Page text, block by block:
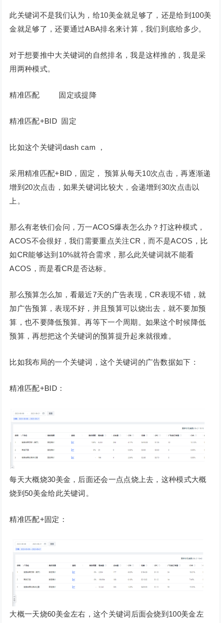
此关键词不是我们认为，给10美金就足够了，还是给到100美
金就足够了，还要通过ABA排名来计算，我们到底给多少。
对于想要推中大关键词的自然排名，我是这样推的，我是采
用两种模式。
精准匹配 固定或提降
精准匹配+BID 固定
比如这个关键词dash cam ，
采用精准匹配+BID，固定， 预算从每天10次点击，再逐渐递
增到20次点击，如果关键词比较大，会递增到30次点击以
上。
那么有老铁们会问，万一ACOS爆表怎么办？打这种模式，
ACOS不会很好，我们需要重点关注CR，而不是ACOS，比
如CR能够达到10%就符合需求，那么此关键词就不能看
ACOS，而是看CR是否达标。
那么预算怎么加，看最近7天的广告表现，CR表现不错，就
加广告预算，表现不好，并且预算可以烧出去，就不要加预
算，也不要降低预算。再等下一个周期。如果这个时候降低
预算，再想把这个关键词的预算提升起来就很难。
比如我布局的一个关键词，这个关键词的广告数据如下：
精准匹配+BID：
每天大概烧30美金，后面还会一点点烧上去，这种模式大概
烧到50美金给此关键词。
精准匹配+固定：
大概一天烧60美金左右，这个关键词后面会烧到100美金左